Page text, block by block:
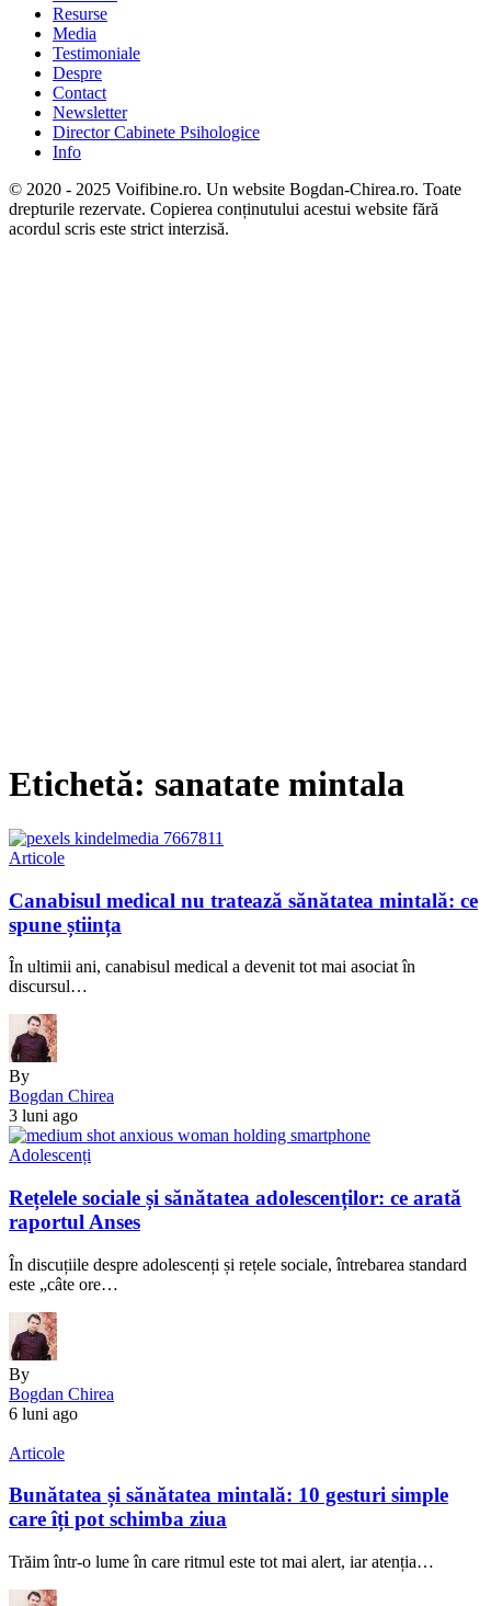
Resurse
Media
Testimoniale
Despre
Contact
Newsletter
Director Cabinete Psihologice
Info
© 2020 - 2025 Voifibine.ro. Un website Bogdan-Chirea.ro. Toate
drepturile rezervate. Copierea conținutului acestui website fără
acordul scris este strict interzisă.
Etichetă: sanatate mintala
Articole
Canabisul medical nu tratează sănătatea mintală: ce
spune știința
În ultimii ani, canabisul medical a devenit tot mai asociat în
discursul…
By
Bogdan Chirea
3 luni ago
Adolescenți
Rețelele sociale și sănătatea adolescenților: ce arată
raportul Anses
În discuțiile despre adolescenți și rețele sociale, întrebarea standard
este „câte ore…
By
Bogdan Chirea
6 luni ago
Articole
Bunătatea și sănătatea mintală: 10 gesturi simple
care îți pot schimba ziua
Trăim într-o lume în care ritmul este tot mai alert, iar atenția…